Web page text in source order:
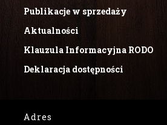
Publikacje w sprzedaży
Aktualności
Klauzula Informacyjna RODO
Deklaracja dostępności
Adres